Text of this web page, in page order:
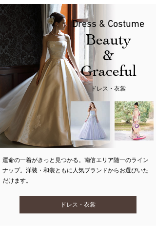
Dress & Costume
Beauty
&
Graceful
ドレス・衣裳
運命の一着がきっと見つかる。南信エリア随一のライン
ナップ。洋装・和装ともに人気ブランドからお選びいた
だけます。
ドレス・衣裳